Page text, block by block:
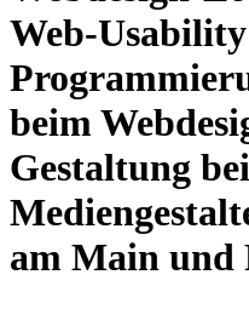
Web-
beim
Gestaltung
am Main und